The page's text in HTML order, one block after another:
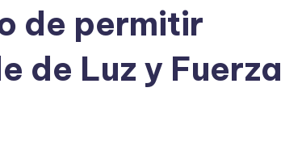
de permitir
de Luz y Fuerza